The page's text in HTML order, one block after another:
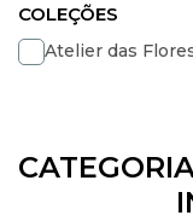
COLEÇÕES
Atelier das